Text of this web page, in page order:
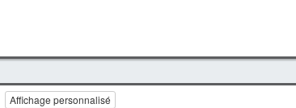
Affichage personnalisé